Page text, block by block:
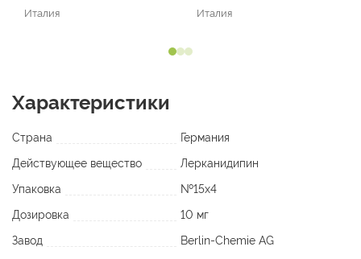
Италия Италия
Характеристики
Страна
Германия
Действующее вещество
Лерканидипин
Упаковка
№15х4
Дозировка
10 мг
Завод
Berlin-Chemie AG